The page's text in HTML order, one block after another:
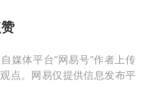
媒体平台“网易号”作者上传
点。网易仅提供信息发布平